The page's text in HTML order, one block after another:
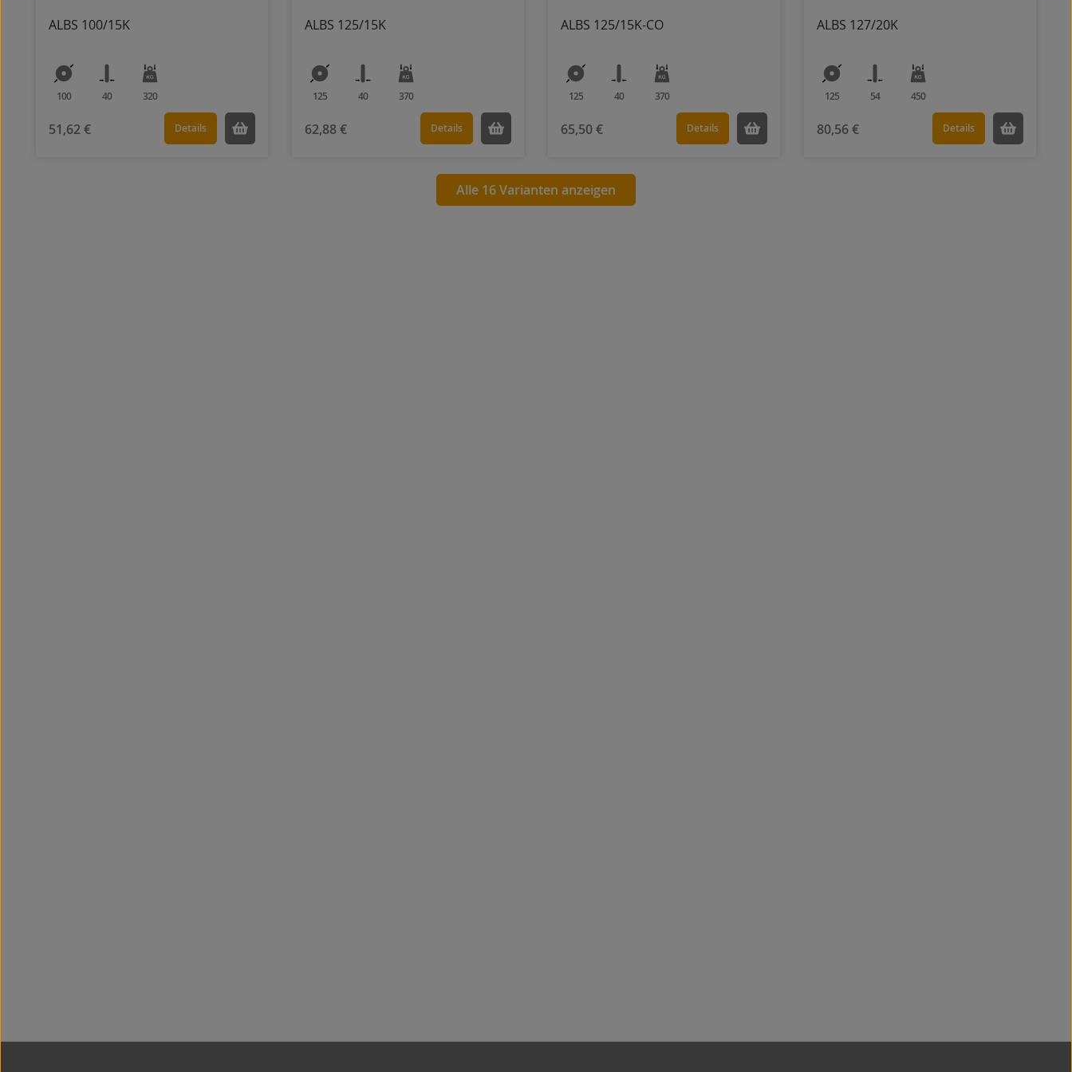
ALBS 100/15K
100 40 320
51,62 € Details
ALBS 125/15K
125 40 370
62,88 € Details
ALBS 125/15K-CO
125 40 370
65,50 € Details
ALBS 127/20K
125 54 450
80,56 € Details
Alle 16 Varianten anzeigen